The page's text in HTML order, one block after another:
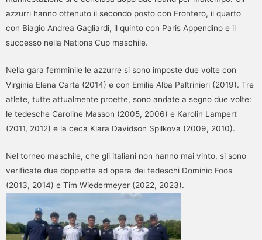
azzurri hanno ottenuto il secondo posto con Frontero, il quarto
con Biagio Andrea Gagliardi, il quinto con Paris Appendino e il
successo nella Nations Cup maschile.
Nella gara femminile le azzurre si sono imposte due volte con
Virginia Elena Carta (2014) e con Emilie Alba Paltrinieri (2019). Tre
atlete, tutte attualmente proette, sono andate a segno due volte:
le tedesche Caroline Masson (2005, 2006) e Karolin Lampert
(2011, 2012) e la ceca Klara Davidson Spilkova (2009, 2010).
Nel torneo maschile, che gli italiani non hanno mai vinto, si sono
verificate due doppiette ad opera dei tedeschi Dominic Foos
(2013, 2014) e Tim Wiedermeyer (2022, 2023).